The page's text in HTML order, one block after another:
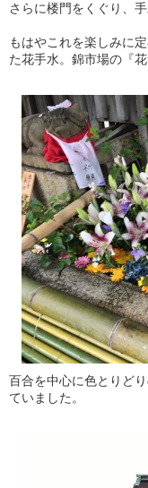
さらに楼門をくぐり、手
もはやこれを楽しみに
た花手水。錦市場の『
百合を中心に色とりど
ていました。